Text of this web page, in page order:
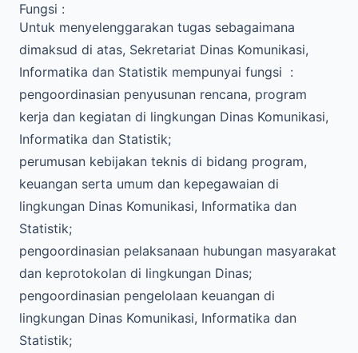
Fungsi :
Untuk menyelenggarakan tugas sebagaimana
dimaksud di atas, Sekretariat Dinas Komunikasi,
Informatika dan Statistik mempunyai fungsi :
pengoordinasian penyusunan rencana, program
kerja dan kegiatan di lingkungan Dinas Komunikasi,
Informatika dan Statistik;
perumusan kebijakan teknis di bidang program,
keuangan serta umum dan kepegawaian di
lingkungan Dinas Komunikasi, Informatika dan
Statistik;
pengoordinasian pelaksanaan hubungan masyarakat
dan keprotokolan di lingkungan Dinas;
pengoordinasian pengelolaan keuangan di
lingkungan Dinas Komunikasi, Informatika dan
Statistik;